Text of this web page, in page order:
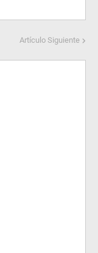
Artículo Siguiente